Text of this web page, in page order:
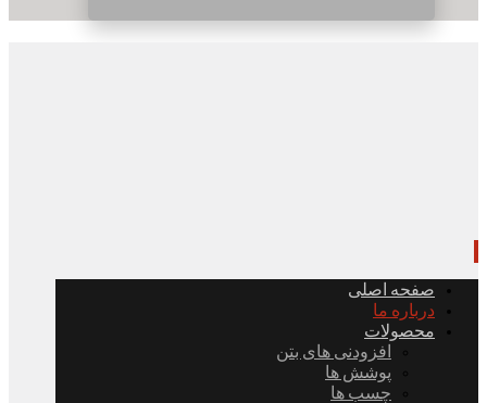
صفحه اصلی
درباره ما
محصولات
افزودنی های بتن
پوشش ها
چسب ها